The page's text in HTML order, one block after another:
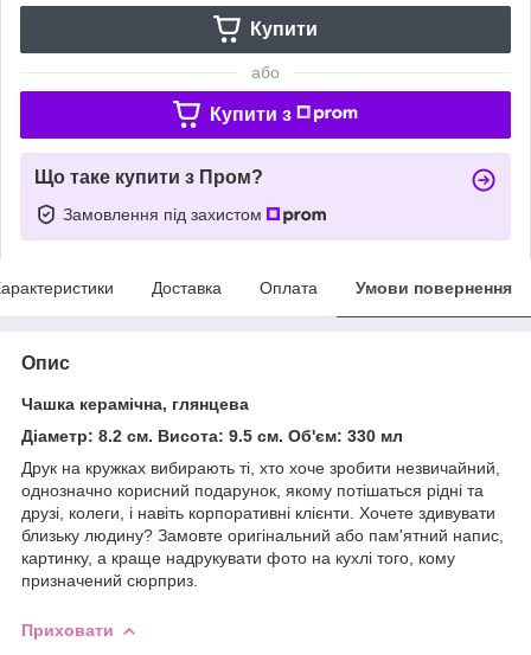
Купити
або
Купити з
Що таке купити з Пром?
Замовлення під захистом
Доставка Оплата Умови повернення
Опис
Чашка керамічна, глянцева
Діаметр: 8.2 см. Висота: 9.5 см. Об'єм: 330 мл
Друк на кружках вибирають ті, хто хоче зробити незвичайний,
однозначно корисний подарунок, якому потішаться рідні та
друзі, колеги, і навіть корпоративні клієнти. Хочете здивувати
близьку людину? Замовте оригінальний або пам'ятний напис,
картинку, а краще надрукувати фото на кухлі того, кому
призначений сюрприз.
Приховати